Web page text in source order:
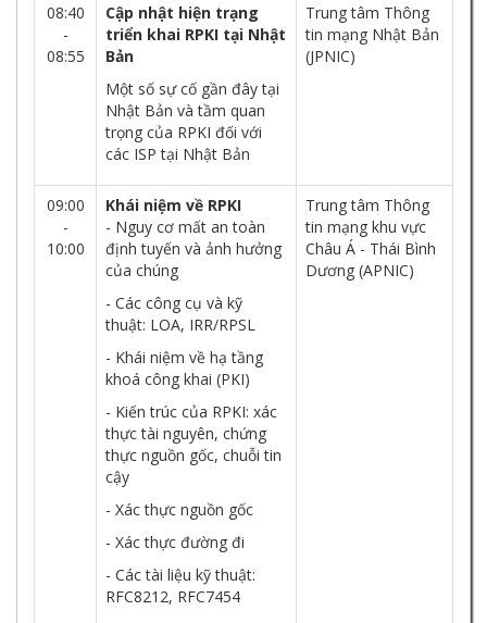
08:40
-
08:55
Cập nhật hiện trạng
triển khai RPKI tại Nhật
Bản
Một số sự cố gần đây tại
Nhật Bản và tầm quan
trọng của RPKI đối với
các ISP tại Nhật Bản
Trung tâm Thông
tin mạng Nhật Bản
(JPNIC)
09:00
-
10:00
Khái niệm về RPKI
- Nguy cơ mất an toàn
định tuyến và ảnh hưởng
của chúng
- Các công cụ và kỹ
thuật: LOA, IRR/RPSL
- Khái niệm về hạ tầng
khoá công khai (PKI)
- Kiến trúc của RPKI: xác
thực tài nguyên, chứng
thực nguồn gốc, chuỗi tin
cậy
- Xác thực nguồn gốc
- Xác thực đường đi
- Các tài liệu kỹ thuật:
RFC8212, RFC7454
Trung tâm Thông
tin mạng khu vực
Châu Á - Thái Bình
Dương (APNIC)